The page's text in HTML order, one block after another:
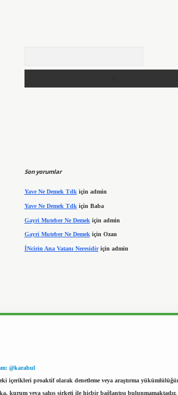
Son yorumlar
Yave Ne Demek Tdkiçin admin
Yave Ne Demek Tdk için Baba
Gayri Muteber Ne Demek için admin
Gayri Muteber Ne Demek için Ozan
İNcirin Ana Vatanı Neresidiriçin admin
@karabul
içerikleri proaktif olarak denetleme veya araştırma
kurum veya şahıs şirketi ile hiçbir bağlantısı bulunmamaktadır.